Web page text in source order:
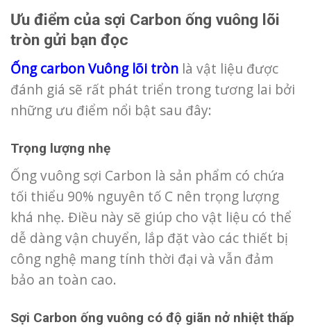
Ưu điểm của sợi Carbon ống vuông lõi
tròn gửi bạn đọc
Ống carbon Vuông lõi tròn là vật liệu được
đánh giá sẽ rất phát triển trong tương lai bởi
những ưu điểm nổi bật sau đây:
Trọng lượng nhẹ
Ống vuông sợi Carbon là sản phẩm có chứa
tối thiểu 90% nguyên tố C nên trọng lượng
khá nhẹ. Điều này sẽ giúp cho vật liệu có thể
dễ dàng vận chuyển, lắp đặt vào các thiết bị
công nghệ mang tính thời đại và vẫn đảm
bảo an toàn cao.
Sợi Carbon ống vuông có độ giãn nở nhiệt thấp